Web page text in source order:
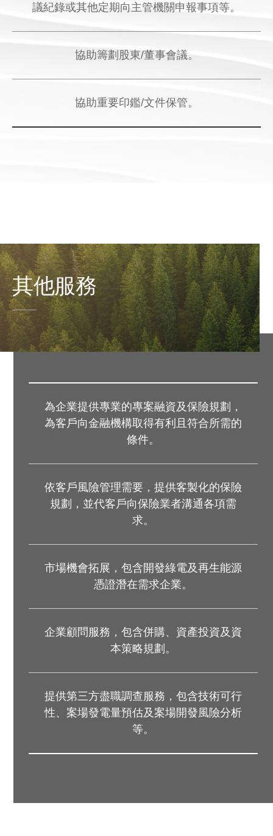
議紀錄或其他定期向主管機關申報事項等。
協助籌劃股東/董事會議。
協助重要印鑑/文件保管。
為企業提供專業的專案融資及保險規劃，
為客戶向金融機構取得有利且符合所需的
條件。
依客戶風險管理需要，提供客製化的保險
規劃，並代客戶向保險業者溝通各項需
求。
市場機會拓展，包含開發綠電及再生能源
憑證潛在需求企業。
企業顧問服務，包含併購、資產投資及資
本策略規劃。
提供第三方盡職調查服務，包含技術可行
性、案場發電量預估及案場開發風險分析
等。
其他服務